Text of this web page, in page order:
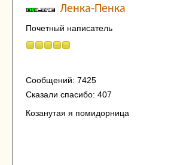
Ленка-Пенка
Почетный написатель
Сообщений: 7425
Сказали спасибо: 407
Козанутая я помидорница